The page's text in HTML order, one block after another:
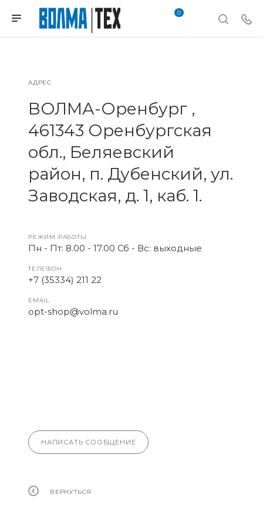
0
АДРЕС
ВОЛМА-Оренбург ,
461343 Оренбургская
обл., Беляевский
район, п. Дубенский, ул.
Заводская, д. 1, каб. 1.
РЕЖИМ РАБОТЫ
Пн - Пт: 8.00 - 17.00 Сб - Вс: выходные
ТЕЛЕФОН
+7 (35334) 211 22
EMAIL
opt-shop@volma.ru
НАПИСАТЬ СООБЩЕНИЕ
ВЕРНУТЬСЯ